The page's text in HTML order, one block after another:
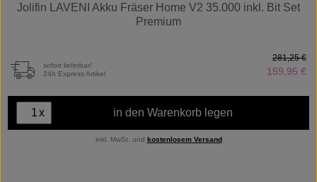
Jolifin LAVENI Akku Fräser Home V2 35.000 inkl. Bit Set
Premium
sofort lieferbar!
24h Express Artikel
159,95 €
281,25 €
x in den Warenkorb legen
inkl. MwSt. und kostenlosem Versand